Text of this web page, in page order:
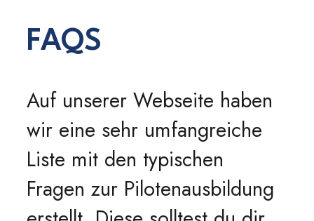
FAQS
Auf unserer Webseite haben
wir eine sehr umfangreiche
Liste mit den typischen
Fragen zur Pilotenausbildung